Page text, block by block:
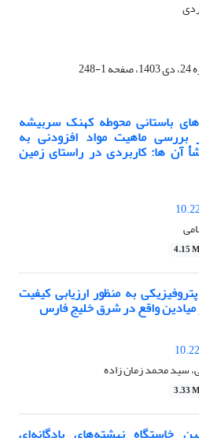
های باستانی محوطه کهنک سربیشه
بررسی ماهیت مواد افزودنی به
آن ها: کاربردی در راستای زمین
4.15 M
به منظور ارزیابی کیفیت
میادین واقع در شرق خلیج فارس
سید محمد زمان زاده
3.33 M